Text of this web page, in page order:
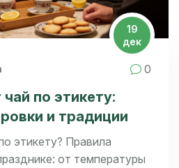
19
дек
0
по этикету:
и традиции
этикету? Правила
от температуры